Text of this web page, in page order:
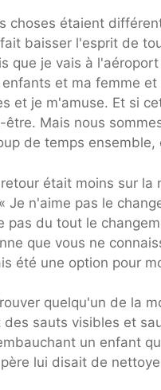
choses étaient
baisser l'esprit de
que je vais à
et ma femme
et je m'amuse. Et si
Mais nous
de temps
était moins sur la
Je n'aime pas le
pas du tout le
que vous ne
été une option pour
quelqu'un de la
sauts visibles et
un enfant
lui disait de